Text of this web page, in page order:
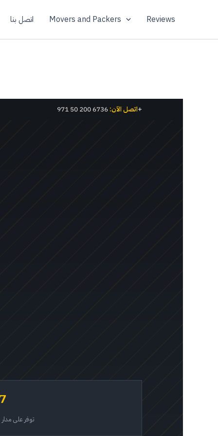
اتصل بنا Movers and Packers Reviews
اتصل الآن:6736 200 50 971+
توفر على